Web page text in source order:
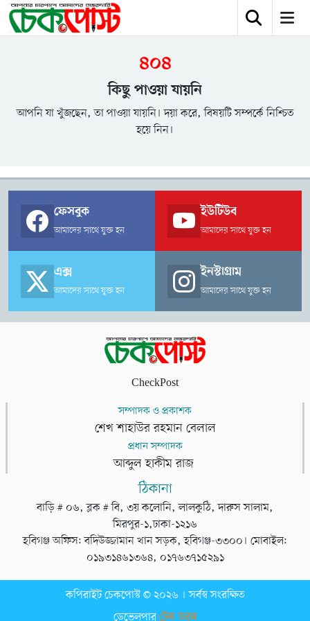
৪০৪
কিছু পাওয়া যায়নি
আপনি যা খুঁজছেন, তা পাওয়া যায়নি। দয়া করে, বিষয়টি সম্পর্কে নিশ্চিত
হয়ে নিন।
ফেসবুক
আমাদের সাথে যুক্ত হন
ইউটিউব
আমাদের সাথে যুক্ত হন
এক্স
আমাদের সাথে যুক্ত হন
ইনস্টাগ্রাম
আমাদের সাথে যুক্ত হন
CheckPost
সম্পাদক ও প্রকাশক
শেখ শাহাউর রহমান বেলাল
প্রধান সম্পাদক
আব্দুল হাকীম রাজ
ঠিকানা
বাড়ি # ০৬, ব্লক # বি, ৩য় কলোনি, লালকুঠি, দারুস সালাম,
মিরপুর-১,ঢাকা-১২১৬
হবিগঞ্জ অফিস: বদিউজ্জামান খান সড়ক, হবিগঞ্জ-৩৩০০। মোবাইল:
০১৯৩১৪৬১৩৬৪, ০১৭৬৩৭১৫২৯১
কপিরাইট চেকপোস্ট © ২০২৬ । সর্বস্ব সংরক্ষিত
ডেভেলপারটেক তরঙ্গ